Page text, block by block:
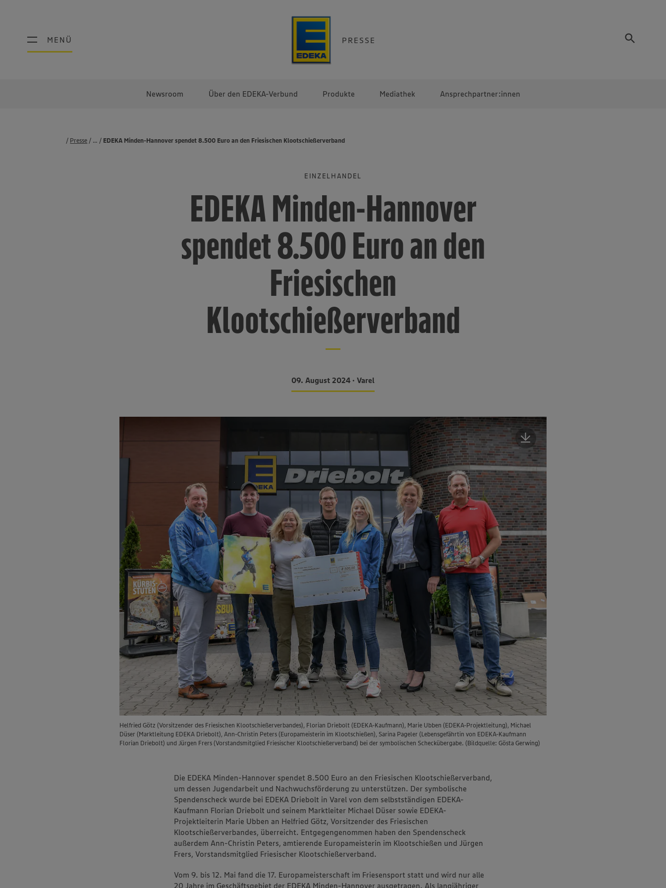
MENÜ PRESSE
MENÜ
Newsroom Über den EDEKA-Verbund Produkte Mediathek Ansprechpartner:innen
Presse Pressemeldungen
EDEKA Minden-Hannover spendet 8.500 Euro an den Friesischen Klootschießerverband
...
EINZELHANDEL
EDEKA Minden-Hannover
spendet 8.500 Euro an den
Friesischen
Klootschießerverband
09. August 2024 • Varel
Helfried Götz (Vorsitzender des Friesischen Klootschießerverbandes), Florian Driebolt (EDEKA-Kaufmann), Marie Ubben (EDEKA-Projektleitung), Michael
Düser (Marktleitung EDEKA Driebolt), Ann-Christin Peters (Europameisterin im Klootschießen), Sarina Pageler (Lebensgefährtin von EDEKA-Kaufmann
Florian Driebolt) und Jürgen Frers (Vorstandsmitglied Friesischer Klootschießerverband) bei der symbolischen Scheckübergabe. (Bildquelle: Gösta Gerwing)
Die EDEKA Minden-Hannover spendet 8.500 Euro an den Friesischen Klootschießerverband,
um dessen Jugendarbeit und Nachwuchsförderung zu unterstützen. Der symbolische
Spendenscheck wurde bei EDEKA Driebolt in Varel von dem selbstständigen EDEKA-
Kaufmann Florian Driebolt und seinem Marktleiter Michael Düser sowie EDEKA-
Projektleiterin Marie Ubben an Helfried Götz, Vorsitzender des Friesischen
Klootschießerverbandes, überreicht. Entgegengenommen haben den Spendenscheck
außerdem Ann-Christin Peters, amtierende Europameisterin im Klootschießen und Jürgen
Frers, Vorstandsmitglied Friesischer Klootschießerverband.
Vom 9. bis 12. Mai fand die 17. Europameisterschaft im Friesensport statt und wird nur alle
20 Jahre im Geschäftsgebiet der EDEKA Minden-Hannover ausgetragen. Als langjähriger